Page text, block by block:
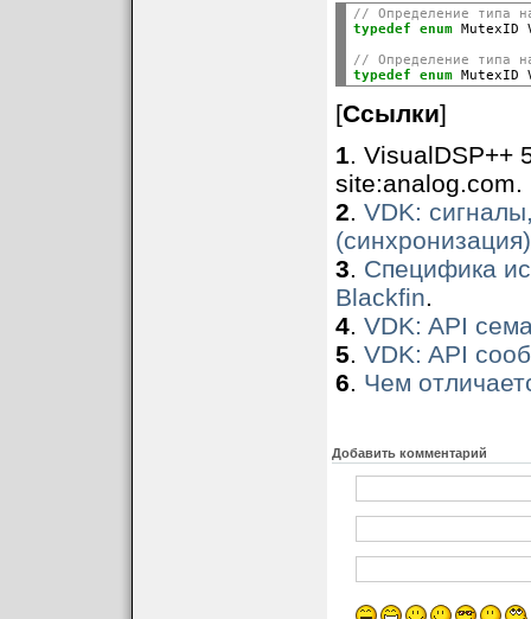
// Определение типа
typedef
enum MutexID
// Определение типа
typedef
enum MutexID
[Ссылки]
1. VisualDSP++
site:analog.com.
2. VDK:
(синхронизация)
3. Специфика
Blackfin.
4. VDK: API
5. VDK: API
6. Чем
Добавить комментарий